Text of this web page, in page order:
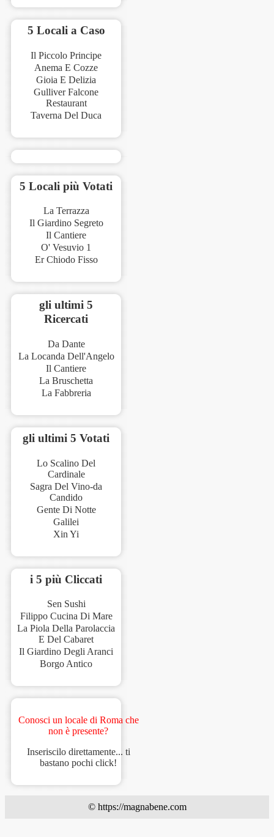
5 Locali a Caso
Il Piccolo Principe
Anema E Cozze
Gioia E Delizia
Gulliver Falcone
Restaurant
Taverna Del Duca
5 Locali più Votati
La Terrazza
Il Giardino Segreto
Il Cantiere
O' Vesuvio 1
Er Chiodo Fisso
gli ultimi 5
Ricercati
Da Dante
La Locanda Dell'Angelo
Il Cantiere
La Bruschetta
La Fabbreria
gli ultimi 5 Votati
Lo Scalino Del
Cardinale
Sagra Del Vino-da
Candido
Gente Di Notte
Galilei
Xin Yi
i 5 più Cliccati
Sen Sushi
Filippo Cucina Di Mare
La Piola Della Parolaccia
E Del Cabaret
Il Giardino Degli Aranci
Borgo Antico
Conosci un locale di Roma che
non è presente?
Inseriscilo direttamente... ti
bastano pochi click!
© https://magnabene.com